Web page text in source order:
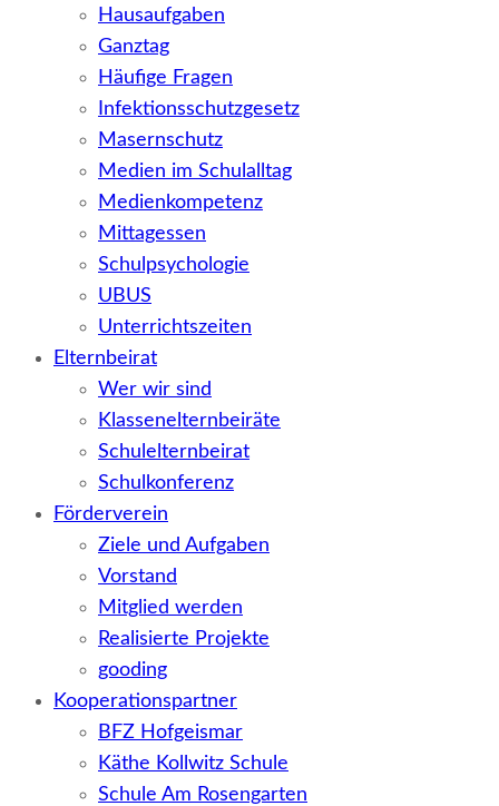
Hausaufgaben
Ganztag
Häufige Fragen
Infektionsschutzgesetz
Masernschutz
Medien im Schulalltag
Medienkompetenz
Mittagessen
Schulpsychologie
UBUS
Unterrichtszeiten
Elternbeirat
Wer wir sind
Klassenelternbeiräte
Schulelternbeirat
Schulkonferenz
Förderverein
Ziele und Aufgaben
Vorstand
Mitglied werden
Realisierte Projekte
gooding
Kooperationspartner
BFZ Hofgeismar
Käthe Kollwitz Schule
Schule Am Rosengarten